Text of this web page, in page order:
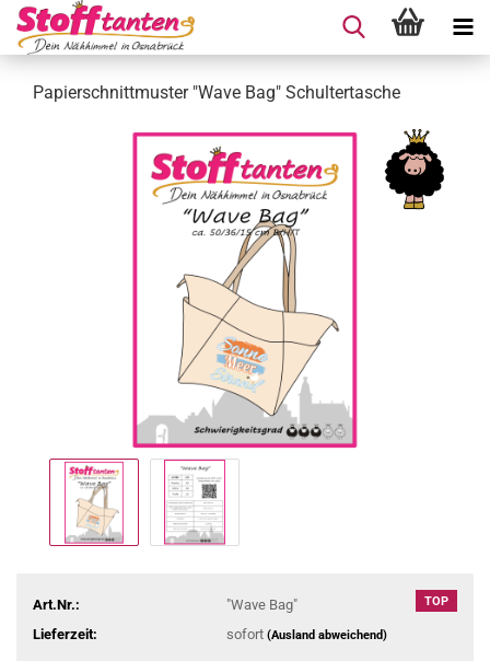
Papierschnittmuster "Wave Bag" Schultertasche
TOP
Art.Nr.:
"Wave Bag"
Lieferzeit:
sofort (Ausland abweichend)